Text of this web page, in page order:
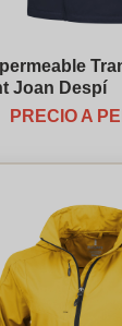
Joan Despí
PRECIO A